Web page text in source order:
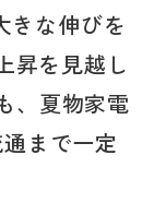
きな伸びを
昇を見越し
、夏物家電
まで一定